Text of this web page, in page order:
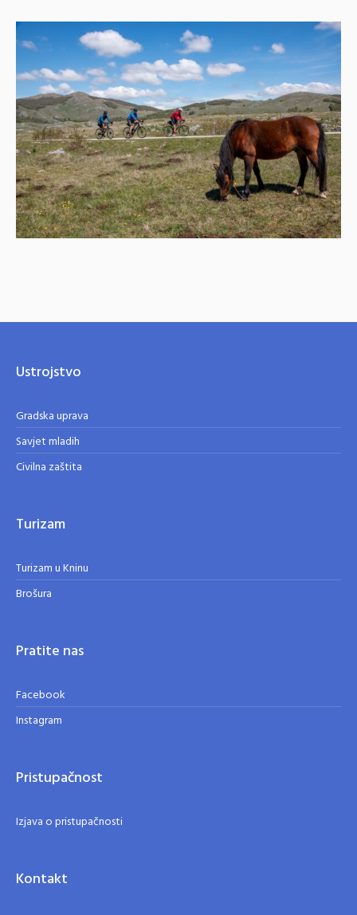
Ustrojstvo
Gradska uprava
Savjet mladih
Civilna zaštita
Turizam
Turizam u Kninu
Brošura
Pratite nas
Facebook
Instagram
Pristupačnost
Izjava o pristupačnosti
Kontakt